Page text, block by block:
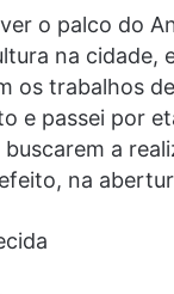
o palco do
na cidade,
os trabalhos
e passei por
a
na